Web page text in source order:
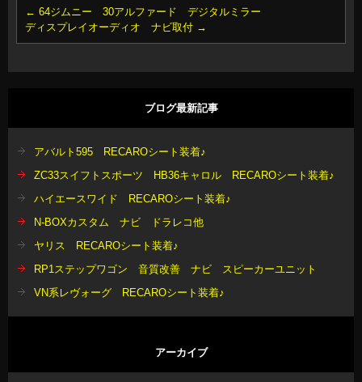
← 64ジムニー 30アルファード デジタルミラー
ディスプレイオーディオ ナビ取付 →
ブログ最新記事
アバルト595 RECAROシート装着♪
ZC33スイフトスポーツ HB36キャロル RECAROシート装着♪
ハイエースワイド RECAROシート装着♪
N-BOXカスタム ナビ ドラレコ他
ヤリス RECAROシート装着♪
RP1ステップワゴン 音質改善 ナビ スピーカーユニット
VN系レヴォーグ RECAROシート装着♪
アーカイブ